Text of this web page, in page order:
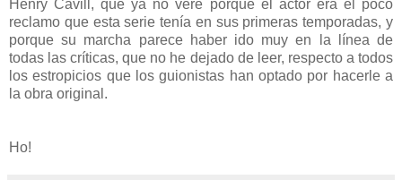
Henry Cavill, que ya no veré porque el actor era el poco
reclamo que esta serie tenía en sus primeras temporadas, y
porque su marcha parece haber ido muy en la línea de
todas las críticas, que no he dejado de leer, respecto a todos
los estropicios que los guionistas han optado por hacerle a
la obra original.
Ho!